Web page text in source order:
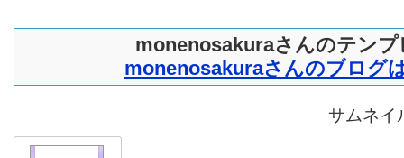
monenosakuraさんのテンプ
monenosakuraさんのブログ
サムネイ